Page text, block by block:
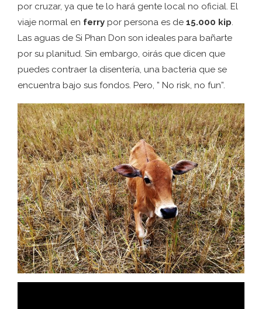
por cruzar, ya que te lo hará gente local no oficial. El
viaje normal en ferry por persona es de 15.000 kip.
Las aguas de Si Phan Don son ideales para bañarte
por su planitud. Sin embargo, oirás que dicen que
puedes contraer la disentería, una bacteria que se
encuentra bajo sus fondos. Pero, ” No risk, no fun”.